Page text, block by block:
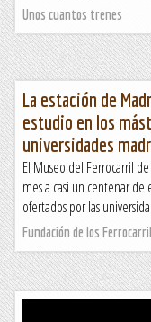
Unos cuantos trenes
La estación de
estudio en los
universidades
El Museo del Ferrocarril
mes a casi un centenar
ofertados por las
Fundación de los